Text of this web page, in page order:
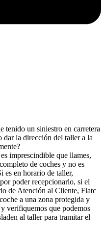
tenido un siniestro en carretera
dar la dirección del taller a la
imprescindible que llames,
de coches y no es
es en horario de taller,
poder recepcionarlo, si el
de Atención al Cliente, Fiatc
a una zona protegida y
verifiquemos que podemos
al taller para tramitar el